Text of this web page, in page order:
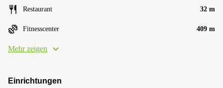
Restaurant 32 m
Fitnesscenter 409 m
Mehr zeigen
Einrichtungen